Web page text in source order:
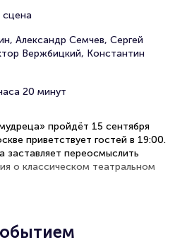
Александр Семчев, Сергей
Вержбицкий, Константин
20 минут
пройдёт 15 сентября
приветствует гостей в 19:00.
заставляет переосмыслить
о классическом театральном
мест в зале
расположение для